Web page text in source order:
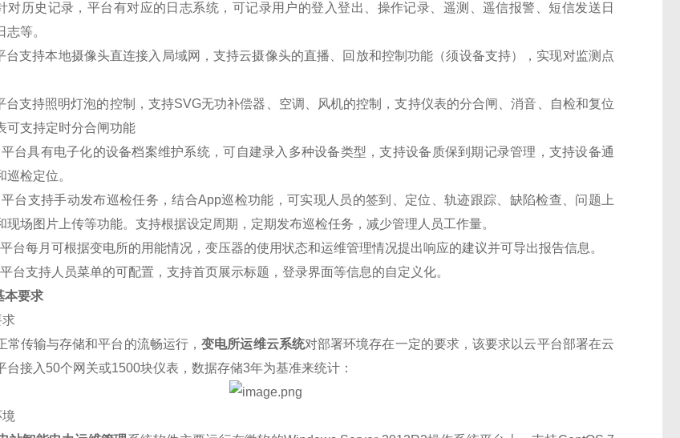
对历史记录，平台有对应的日志系统，可记录用户的登入登出、操作记录、遥测、遥信报警、短信发送日
等。
台支持本地摄像头直连接入局域网，支持云摄像头的直播、回放和控制功能（须设备支持），实现对监测点
台支持照明灯泡的控制，支持SVG无功补偿器、空调、风机的控制，支持仪表的分合闸、消音、自检和复位
可支持定时分合闸功能
台具有电子化的设备档案维护系统，可自建录入多种设备类型，支持设备质保到期记录管理，支持设备通
检定位。
台支持手动发布巡检任务，结合App巡检功能，可实现人员的签到、定位、轨迹跟踪、缺陷检查、问题上
现场图片上传等功能。支持根据设定周期，定期发布巡检任务，减少管理人员工作量。
台每月可根据变电所的用能情况，变压器的使用状态和运维管理情况提出响应的建议并可导出报告信息。
台支持人员菜单的可配置，支持首页展示标题，登录界面等信息的自定义化。
本要求
求
常传输与存储和平台的流畅运行，变电所运维云系统对部署环境存在一定的要求，该要求以云平台部署在云
台接入50个网关或1500块仪表，数据存储3年为基准来统计：